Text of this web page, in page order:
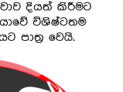
දියත් කිරීමට
විශිෂ්ටතම
පාත්‍ර වෙයි.